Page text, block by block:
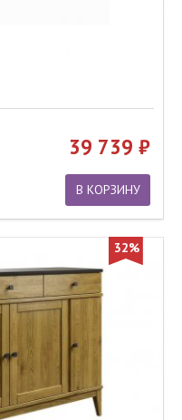
39 739
В КОРЗИНУ
32%